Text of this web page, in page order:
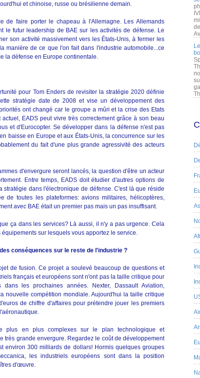
et chinoise, russe ou brésilienne demain.
de faire porter le chapeau à l'Allemagne. Les Allemands
le futur leadership de BAE sur les activités de défense. Le
son activité massivement vers les États-Unis, à fermer les
manière de ce que l'on fait dans l'industrie automobile...ce
la défense en Europe continentale.
pour Tom Enders de revisiter la stratégie 2020 définie
stratégie date de 2008 et vise un développement des
ont changé car le groupe a mûri et la crise des Etats
EADS peut vivre très correctement grâce à son beau
et d'Eurocopter. Se développer dans la défense n'est pas
baisse en Europe et aux États-Unis, la concurrence sur les
du fait d'une plus grande agressivité des acteurs
d'envergure seront lancés, la question d'être un acteur
Entre temps, EADS doit étudier d'autres options de
stratégie dans l'électronique de défense. C'est là que réside
de toutes les plateformes: avions militaires, hélicoptères,
avec BAE était un premier pas mais un pas insuffisant.
ça dans les services? Là aussi, il n'y a pas urgence. Cela
sur lesquels vous apportez le service.
conséquences sur le reste de l'industrie ?
de fusion. Ce projet a soulevé beaucoup de questions et
français et européens sont n'ont pas la taille critique pour
dans les prochaines années. Nexter, Dassault Aviation,
nouvelle compétition mondiale. Aujourd'hui la taille critique
de chiffre d'affaires pour prétendre jouer les premiers
plus en plus complexes sur le plan technologique et
très grande envergure. Regardez le coût de développement
environ 300 milliards de dollars! Hormis quelques groupes
les industriels européens sont dans la position
d'œuvre.